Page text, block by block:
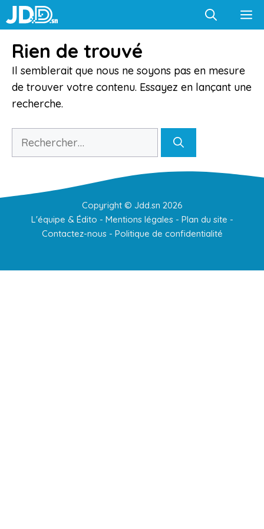
Aller
au
Rien de trouvé
Il semblerait que nous ne soyons pas en mesure
de trouver votre contenu. Essayez en lançant une
recherche.
Rechercher :
Copyright © Jdd.sn 2026
L'équipe & Édito - Mentions légales- Plan du site -
Contactez-nous- Politique de confidentialité